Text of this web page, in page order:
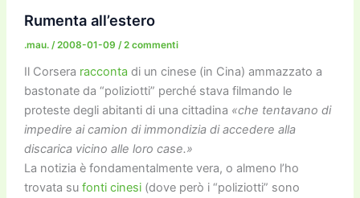
Rumenta all’estero
.mau. /2008-01-09 /2 commenti
Il Corsera racconta di un cinese (in Cina) ammazzato a
bastonate da “poliziotti” perché stava filmando le
proteste degli abitanti di una cittadina «che tentavano di
impedire ai camion di immondizia di accedere alla
discarica vicino alle loro case.»
La notizia è fondamentalmente vera, o almeno l’ho
trovata su fonti cinesi(dove però i “poliziotti” sono